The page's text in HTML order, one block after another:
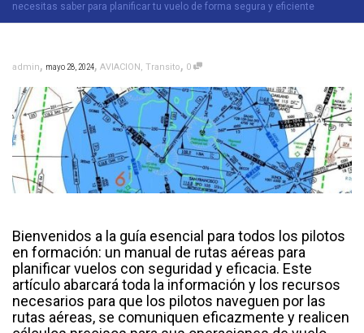
necesitas saber para planificar tu vuelo de forma segura y eficiente
admin, mayo 28, 2024, AVIACION, Transito, 0
Bienvenidos a la guía esencial para todos los pilotos
en formación: un manual de rutas aéreas para
planificar vuelos con seguridad y eficacia. Este
artículo abarcará toda la información y los recursos
necesarios para que los pilotos naveguen por las
rutas aéreas, se comuniquen eficazmente y realicen